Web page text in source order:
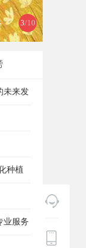
4/10
未来发
种植
业服务